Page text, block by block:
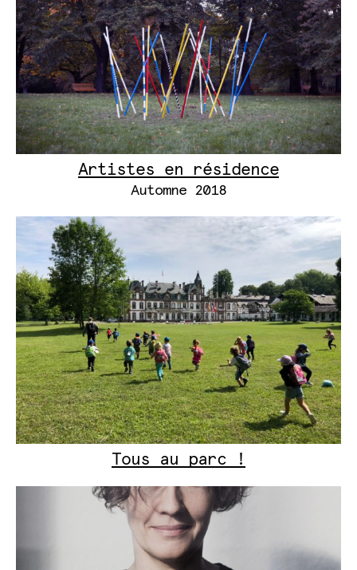
Artistes en résidence
Automne 2018
Tous au parc !